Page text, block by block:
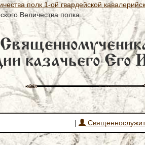
полк 1-ой гвардейской
Величества полка.
казачьего Его
|